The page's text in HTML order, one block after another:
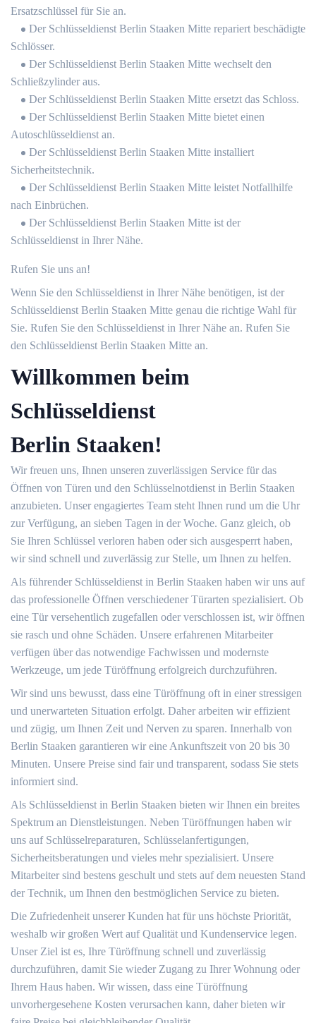
Ersatzschlüssel für Sie an.
Der Schlüsseldienst Berlin Staaken Mitte repariert beschädigte
Schlösser.
Der Schlüsseldienst Berlin Staaken Mitte wechselt den
Schließzylinder aus.
Der Schlüsseldienst Berlin Staaken Mitte ersetzt das Schloss.
Der Schlüsseldienst Berlin Staaken Mitte bietet einen
Autoschlüsseldienst an.
Der Schlüsseldienst Berlin Staaken Mitte installiert
Sicherheitstechnik.
Der Schlüsseldienst Berlin Staaken Mitte leistet Notfallhilfe
nach Einbrüchen.
Der Schlüsseldienst Berlin Staaken Mitte ist der
Schlüsseldienst in Ihrer Nähe.
Rufen Sie uns an!
Wenn Sie den Schlüsseldienst in Ihrer Nähe benötigen, ist der
Schlüsseldienst Berlin Staaken Mitte genau die richtige Wahl für
Sie. Rufen Sie den Schlüsseldienst in Ihrer Nähe an. Rufen Sie
den Schlüsseldienst Berlin Staaken Mitte an.
Willkommen beim
Schlüsseldienst
Berlin Staaken!
Wir freuen uns, Ihnen unseren zuverlässigen Service für das
Öffnen von Türen und den Schlüsselnotdienst in Berlin Staaken
anzubieten. Unser engagiertes Team steht Ihnen rund um die Uhr
zur Verfügung, an sieben Tagen in der Woche. Ganz gleich, ob
Sie Ihren Schlüssel verloren haben oder sich ausgesperrt haben,
wir sind schnell und zuverlässig zur Stelle, um Ihnen zu helfen.
Als führender Schlüsseldienst in Berlin Staaken haben wir uns auf
das professionelle Öffnen verschiedener Türarten spezialisiert. Ob
eine Tür versehentlich zugefallen oder verschlossen ist, wir öffnen
sie rasch und ohne Schäden. Unsere erfahrenen Mitarbeiter
verfügen über das notwendige Fachwissen und modernste
Werkzeuge, um jede Türöffnung erfolgreich durchzuführen.
Wir sind uns bewusst, dass eine Türöffnung oft in einer stressigen
und unerwarteten Situation erfolgt. Daher arbeiten wir effizient
und zügig, um Ihnen Zeit und Nerven zu sparen. Innerhalb von
Berlin Staaken garantieren wir eine Ankunftszeit von 20 bis 30
Minuten. Unsere Preise sind fair und transparent, sodass Sie stets
informiert sind.
Als Schlüsseldienst in Berlin Staaken bieten wir Ihnen ein breites
Spektrum an Dienstleistungen. Neben Türöffnungen haben wir
uns auf Schlüsselreparaturen, Schlüsselanfertigungen,
Sicherheitsberatungen und vieles mehr spezialisiert. Unsere
Mitarbeiter sind bestens geschult und stets auf dem neuesten Stand
der Technik, um Ihnen den bestmöglichen Service zu bieten.
Die Zufriedenheit unserer Kunden hat für uns höchste Priorität,
weshalb wir großen Wert auf Qualität und Kundenservice legen.
Unser Ziel ist es, Ihre Türöffnung schnell und zuverlässig
durchzuführen, damit Sie wieder Zugang zu Ihrer Wohnung oder
Ihrem Haus haben. Wir wissen, dass eine Türöffnung
unvorhergesehene Kosten verursachen kann, daher bieten wir